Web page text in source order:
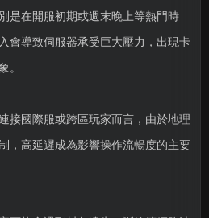
是在開服初期或週末晚上等熱門時
會導致伺服器承受巨大壓力，出現卡
。
接國際服或跨區玩家而言，由於地理
，高延遲成為影響操作流暢度的主要